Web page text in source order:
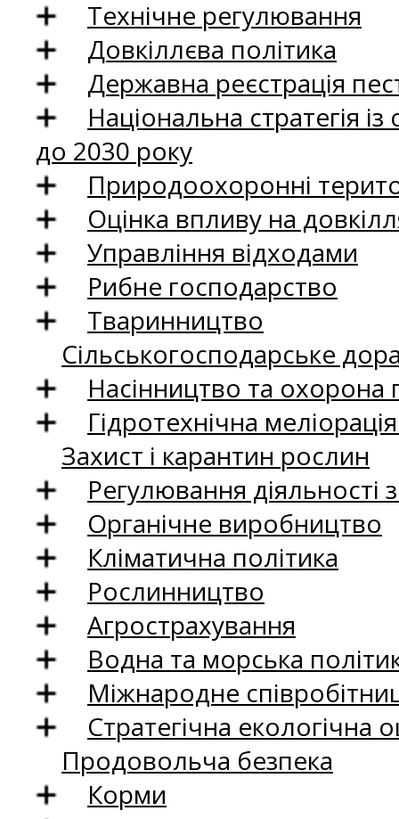
Технічне регулювання
Довкіллєва політика
Державна реєстрація
Національна стратегія
до 2030 року
Природоохоронні
Оцінка впливу на
Управління відходами
Рибне господарство
Тваринництво
Сільськогосподарське
Насінництво та
Гідротехнічна
Захист і карантин рослин
Регулювання
Органічне виробництво
Кліматична політика
Рослинництво
Агрострахування
Водна та морська
Міжнародне
Стратегічна екологічна
Продовольча безпека
Корми